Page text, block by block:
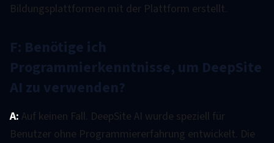
Bildungsplattformen mit der Plattform erstellt.
F: Benötige ich
Programmierkenntnisse, um DeepSite
AI zu verwenden?
A: Auf keinen Fall. DeepSite AI wurde speziell für
Benutzer ohne Programmiererfahrung entwickelt. Die